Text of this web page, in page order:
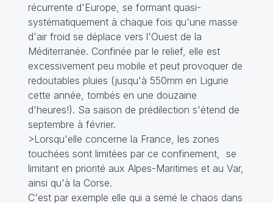
récurrente d'Europe, se formant quasi-
systématiquement à chaque fois qu'une masse
d'air froid se déplace vers l'Ouest de la
Méditerranée. Confinée par le relief, elle est
excessivement peu mobile et peut provoquer de
redoutables pluies (jusqu'à 550mm en Ligurie
cette année, tombés en une douzaine
d'heures!). Sa saison de prédilection s'étend de
septembre à février.
>Lorsqu'elle concerne la France, les zones
touchées sont limitées par ce confinement, se
limitant en priorité aux Alpes-Maritimes et au Var,
ainsi qu'à la Corse.
C'est par exemple elle qui a semé le chaos dans